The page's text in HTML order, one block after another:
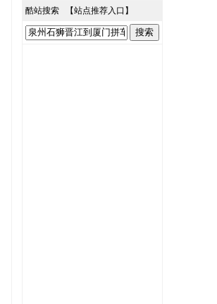
酷站搜索 【站点推荐入口 】